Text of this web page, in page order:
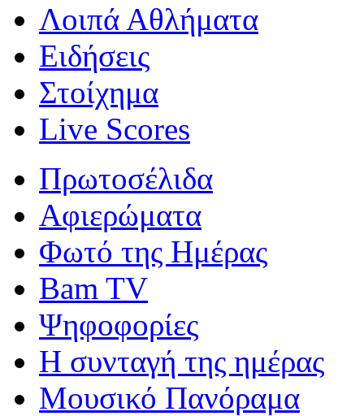
Λοιπά Αθλήματα
Ειδήσεις
Στοίχημα
Live Scores
Πρωτοσέλιδα
Αφιερώματα
Φωτό της Ημέρας
Bam TV
Ψηφοφορίες
Η συνταγή της ημέρας
Μουσικό Πανόραμα